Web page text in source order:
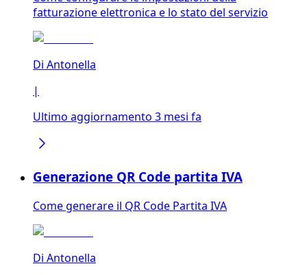
fatturazione elettronica e lo stato del servizio
Di Antonella
|
Ultimo aggiornamento 3 mesi fa
Generazione QR Code partita IVA
Come generare il QR Code Partita IVA
Di Antonella